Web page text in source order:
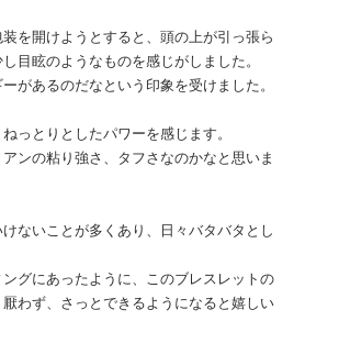
装を開けようとすると、頭の上が引っ張ら
目眩のようなものを感じがしました。
があるのだなという印象を受けました。
っとりとしたパワーを感じます。
ンの粘り強さ、タフさなのかなと思いま
ないことが多くあり、日々バタバタとし
グにあったように、このブレスレットの
わず、さっとできるようになると嬉しい